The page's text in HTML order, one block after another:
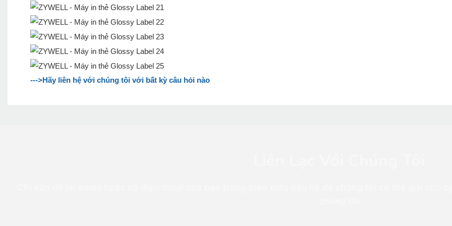
--->Hãy liên hệ với chúng tôi với bất kỳ câu hỏi nào